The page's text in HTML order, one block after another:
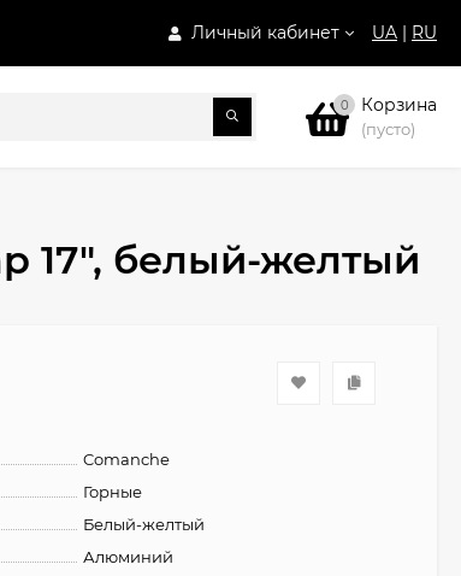
Личный кабинет UA | RU
0 Корзина
(пусто)
17", белый-желтый
Comanche
Горные
Белый-желтый
Алюминий